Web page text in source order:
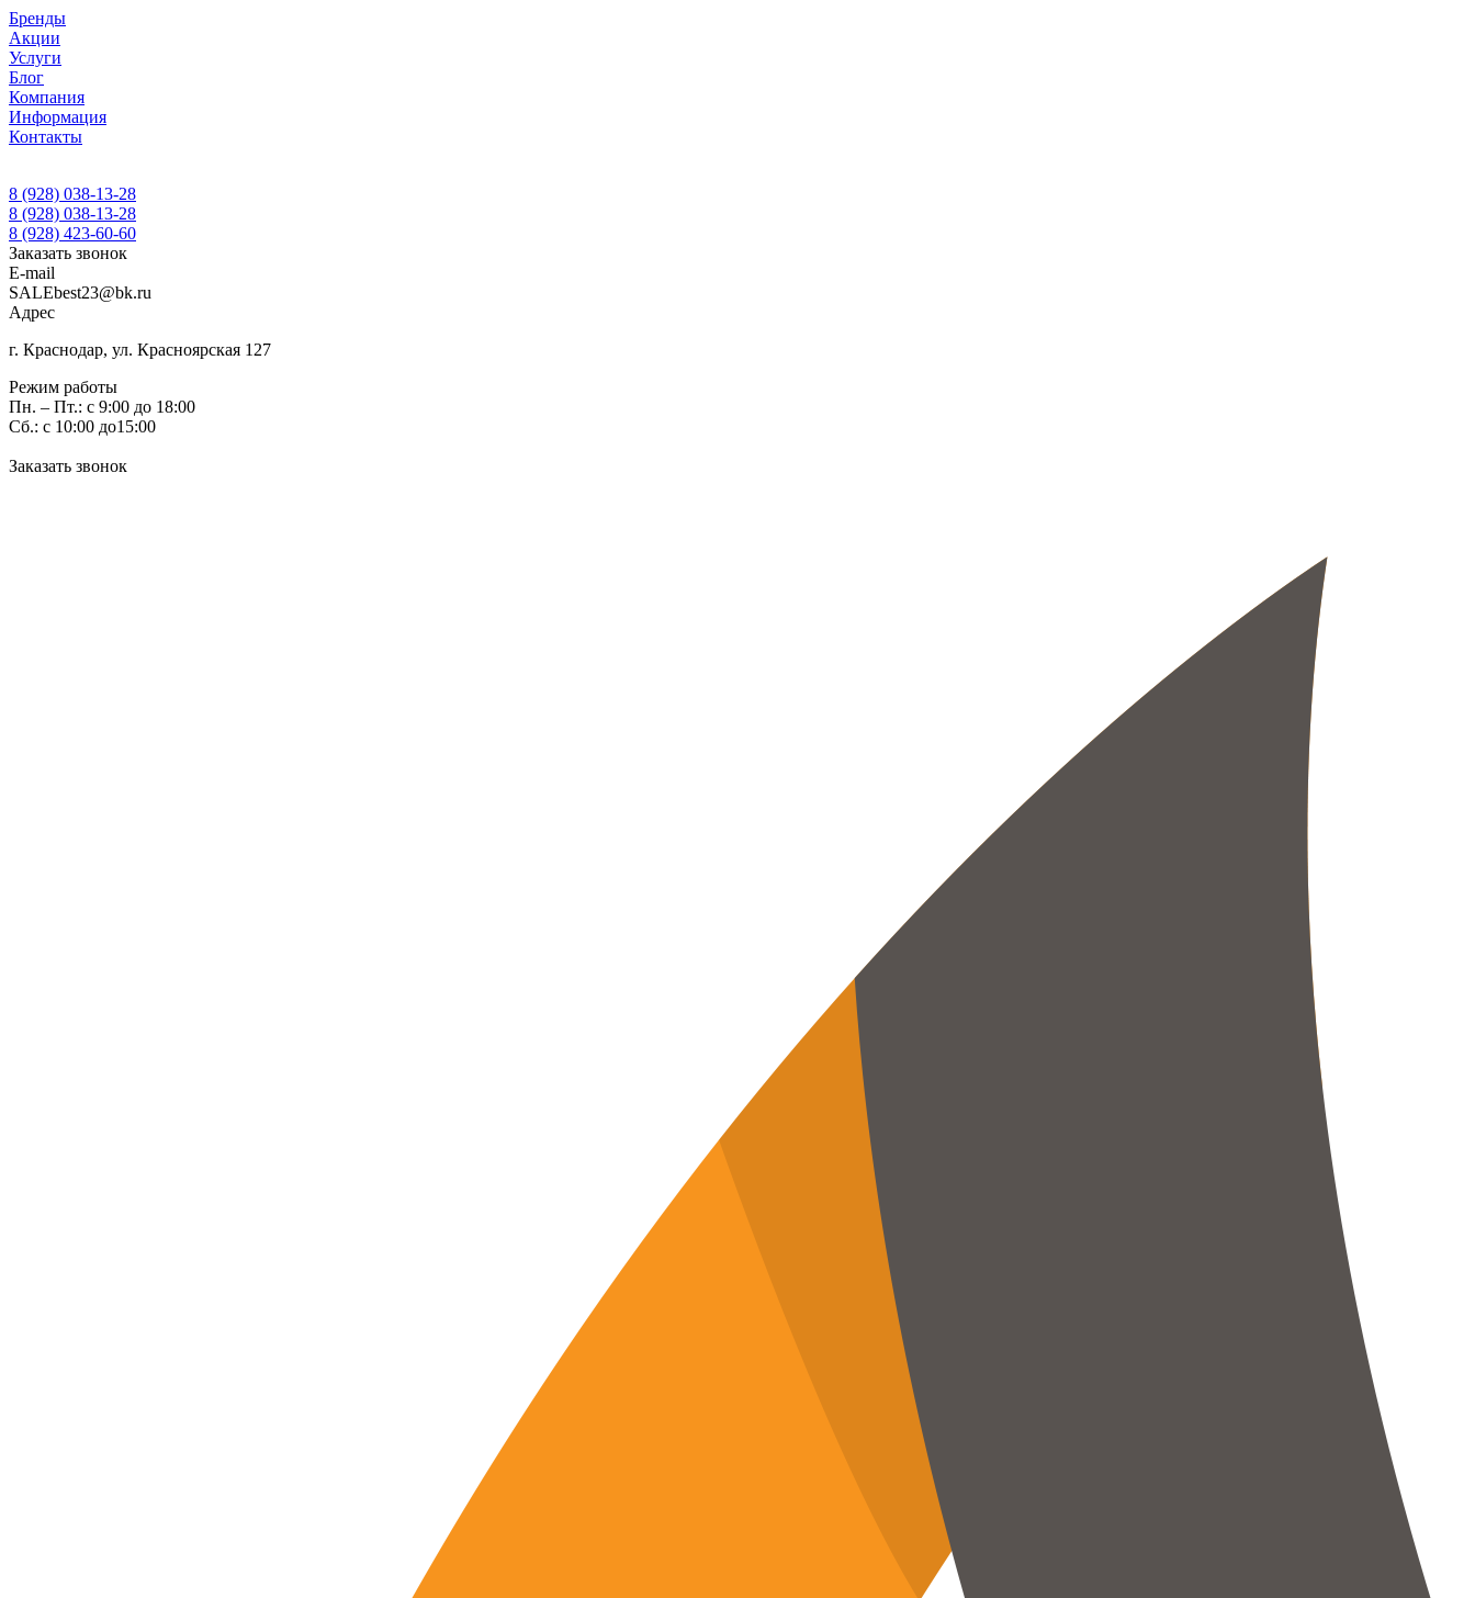
Бренды
Акции
Услуги
Блог
Компания
Информация
Контакты
8 (928) 038-13-28
8 (928) 038-13-28
8 (928) 423-60-60
Заказать звонок
E-mail
SALEbest23@bk.ru
Адрес
г. Краснодар, ул. Красноярская 127
Режим работы
Пн. – Пт.: с 9:00 до 18:00
Сб.: с 10:00 до15:00
Заказать звонок